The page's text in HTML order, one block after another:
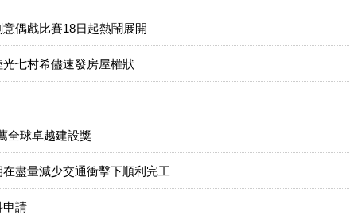
偶戲比賽18日起熱鬧展開
七村希儘速發房屋權狀
全球卓越建設獎
盡量減少交通衝擊下順利完工
請